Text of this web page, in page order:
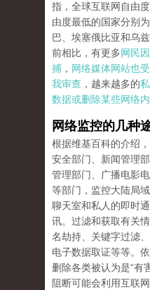
指，全球互联网自由
由度最低的国家分别
巴、埃塞俄比亚和乌
前相比，有更多网民
捕 ， 网络媒体网站也
我审查 ，越来越多的
数据或删除某些网络
网络监控的几种
根据维基百科的介绍
安全部门、新闻管理
管理部门、广播电影
等部门，监控大陆局
聊天室和私人的即时
讯。过滤和获取有关
名劫持、关键字过滤
电子数据取证等等。
删除各类被认为是“有
阻断可能会利用互联